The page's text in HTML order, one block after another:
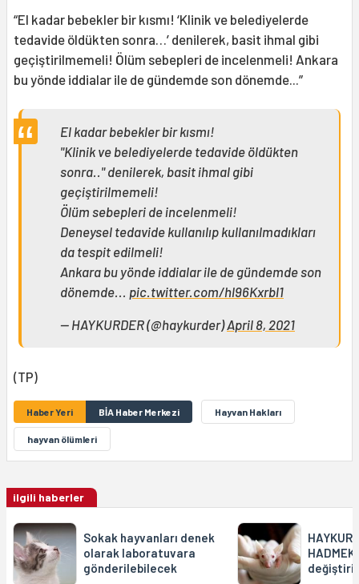
“El kadar bebekler bir kısmı! ‘Klinik ve belediyelerde
tedavide öldükten sonra…’ denilerek, basit ihmal gibi
geçiştirilmemeli! Ölüm sebepleri de incelenmeli! Ankara
bu yönde iddialar ile de gündemde son dönemde...”
El kadar bebekler bir kısmı!
"Klinik ve belediyelerde tedavide öldükten
sonra.." denilerek, basit ihmal gibi
geçiştirilmemeli!
Ölüm sebepleri de incelenmeli!
Deneysel tedavide kullanılıp kullanılmadıkları
da tespit edilmeli!
Ankara bu yönde iddialar ile de gündemde son
dönemde... pic.twitter.com/hl96Kxrbl1
— HAYKURDER (@haykurder)April 8, 2021
(TP)
Haber Yeri BİA Haber Merkezi Hayvan Hakları
hayvan ölümleri
ilgili haberler
Sokak hayvanları denek
olarak laboratuvara
gönderilebilecek